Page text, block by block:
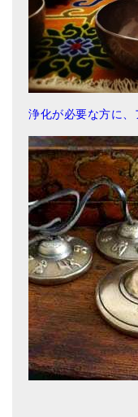
浄化が必要な方に